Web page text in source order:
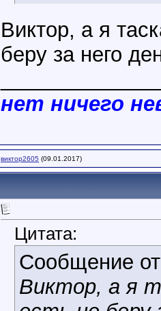
Виктор, а я
беру за него
нет ничего
виктор2605 (09.01.2017)
Цитата:
Сообщение
Виктор, а я